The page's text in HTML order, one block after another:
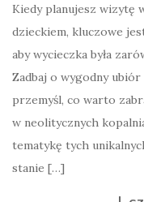
Kiedy planujesz wizytę
dzieckiem, kluczowe
aby wycieczka była
Zadbaj o wygodny
przemyśl, co warto
w neolitycznych
tematykę tych
stanie […]